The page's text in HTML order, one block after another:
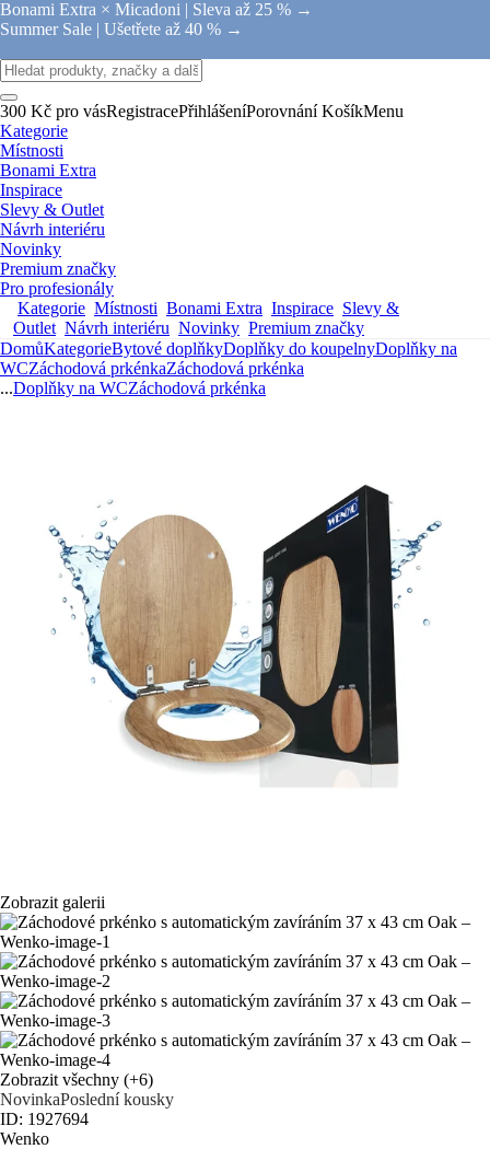
Bonami Extra × Micadoni | Sleva až 25 % →
Summer Sale | Ušetřete až 40 % →
300 Kč pro vásRegistracePřihlášeníPorovnání KošíkMenu
Kategorie
Místnosti
Bonami Extra
Inspirace
Slevy & Outlet
Návrh interiéru
Novinky
Premium značky
Pro profesionály
Kategorie Místnosti Bonami Extra Inspirace Slevy &
Outlet Návrh interiéru Novinky Premium značky
DomůKategorieBytové doplňkyDoplňky do koupelnyDoplňky na
WCZáchodová prkénkaZáchodová prkénka
...Doplňky na WCZáchodová prkénka
Zobrazit galerii
Zobrazit všechny (+6)
NovinkaPoslední kousky
ID: 1927694
Wenko